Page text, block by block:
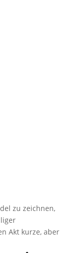
zu zeichnen,
Akt kurze, aber